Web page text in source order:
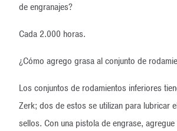
de engranajes?
Cada 2.000 horas.
¿Cómo agrego grasa al conjunto de
Los conjuntos de rodamientos inferiores
Zerk; dos de estos se utilizan para lubricar
sellos. Con una pistola de engrase,